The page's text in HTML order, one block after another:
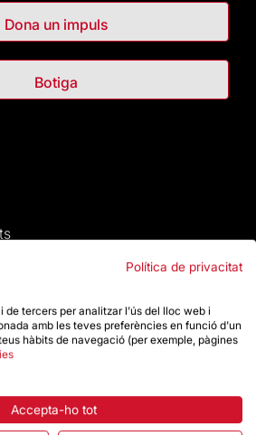
Dona un impuls
Botiga
de compra
Política de privacitat
de tercers per analitzar l'ús del lloc web i
amb les teves preferències en funció d'un
hàbits de navegació (per exemple, pàgines
Accepta-ho tot